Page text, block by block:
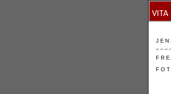
VITA
J E
F R
F O T